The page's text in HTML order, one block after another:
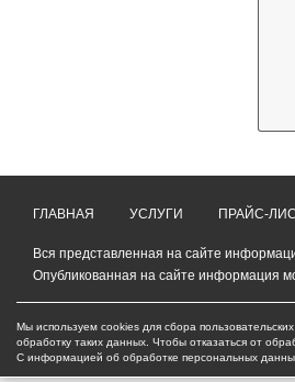
ГЛАВНАЯ УСЛУГИ ПРАЙС-
Вся представленная на сайте
Опубликованная на сайте информация
Мы используем cookies для сбора
обработку таких данных. Чтобы отказаться от
С информацией об обработке персональных